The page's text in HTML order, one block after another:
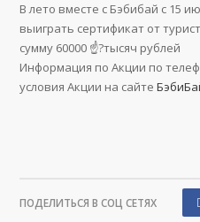
В лето вместе с Бэбибай с 15
выиграть сертификат от
сумму 60000 ☝?тысяч рублей
Информация по Акции по
условия Акции на сайте
ПОДЕЛИТЬСЯ В СОЦ СЕТЯХ